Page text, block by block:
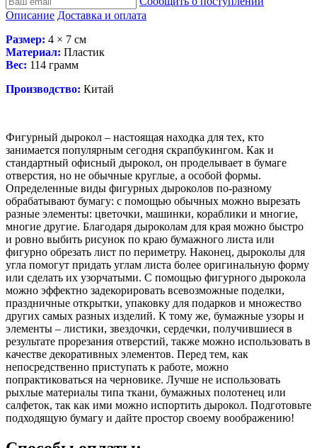
Описание Доставка и оплата
Размер: 4 × 7 см
Материал: Пластик
Вес: 114 грамм
Производство: Китай
Фигурный дырокол – настоящая находка для тех, кто
занимается популярным сегодня скрапбукингом. Как и
стандартный офисный дырокол, он проделывает в бумаге
отверстия, но не обычные круглые, а особой формы.
Определенные виды фигурных дыроколов по-разному
обрабатывают бумагу: с помощью обычных можно вырезать
разные элементы: цветочки, машинки, кораблики и многие,
многие другие. Благодаря дыроколам для края можно быстро
и ровно выбить рисунок по краю бумажного листа или
фигурно обрезать лист по периметру. Наконец, дыроколы для
угла помогут придать углам листа более оригинальную форму
или сделать их узорчатыми. С помощью фигурного дырокола
можно эффектно задекорировать всевозможные поделки,
праздничные открытки, упаковку для подарков и множество
других самых разных изделий. К тому же, бумажные узоры и
элементы – листики, звездочки, сердечки, получившиеся в
результате прорезания отверстий, также можно использовать в
качестве декоративных элементов. Перед тем, как
непосредственно приступать к работе, можно
попрактиковаться на черновике. Лучше не использовать
рыхлые материалы типа ткани, бумажных полотенец или
салфеток, так как ими можно испортить дырокол. Подготовьте
подходящую бумагу и дайте простор своему воображению!